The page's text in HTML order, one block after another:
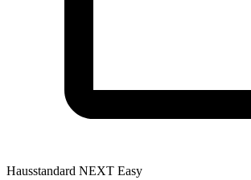
Hausstandard NEXT Easy